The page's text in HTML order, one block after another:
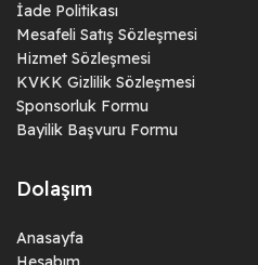
İade Politikası
Mesafeli Satış Sözleşmesi
Hizmet Sözleşmesi
KVKK Gizlilik Sözleşmesi
Sponsorluk Formu
Bayilik Başvuru Formu
Dolaşım
Anasayfa